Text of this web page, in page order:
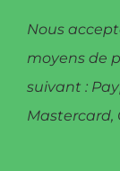
Nous
moyens de
suivant :
Mastercard,